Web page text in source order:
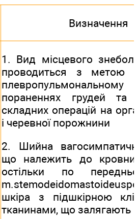
Визначення
1. Вид місцевого
проводиться з метою
пораненнях грудей та
складних операцій на
і черевної порожнини
2. Шийна
що належить до
остільки по
шкіра з підшкірною
тканинами, що залягають